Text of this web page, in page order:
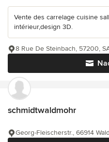
Vente des carrelage cuisine
intérieur,design 3D.
8 Rue De Steinbach, 57200,
schmidtwaldmohr
Georg-Fleischerstr., 66914